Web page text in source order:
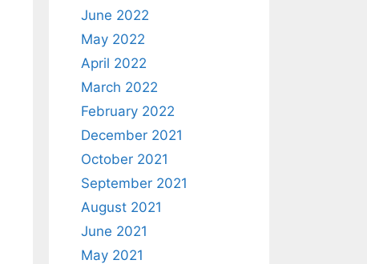
June 2022
May 2022
April 2022
March 2022
February 2022
December 2021
October 2021
September 2021
August 2021
June 2021
May 2021